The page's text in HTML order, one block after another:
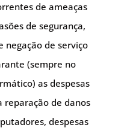
de ameaças
de segurança,
negação de serviço
(sempre no
as despesas
reparação de danos
despesas